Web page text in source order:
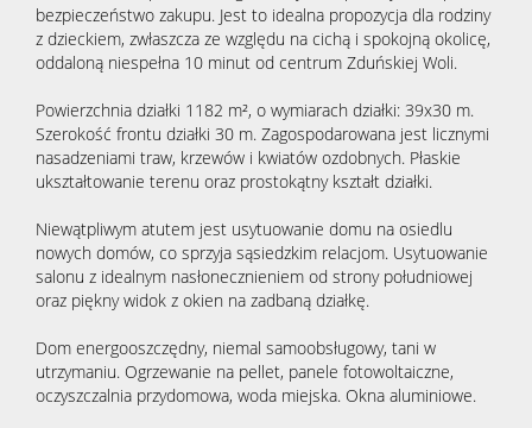
bezpieczeństwo zakupu. Jest to idealna propozycja dla rodziny
z dzieckiem, zwłaszcza ze względu na cichą i spokojną okolicę,
oddaloną niespełna 10 minut od centrum Zduńskiej Woli.
Powierzchnia działki 1182 m², o wymiarach działki: 39x30 m.
Szerokość frontu działki 30 m. Zagospodarowana jest licznymi
nasadzeniami traw, krzewów i kwiatów ozdobnych. Płaskie
ukształtowanie terenu oraz prostokątny kształt działki.
Niewątpliwym atutem jest usytuowanie domu na osiedlu
nowych domów, co sprzyja sąsiedzkim relacjom. Usytuowanie
salonu z idealnym nasłonecznieniem od strony południowej
oraz piękny widok z okien na zadbaną działkę.
Dom energooszczędny, niemal samoobsługowy, tani w
utrzymaniu. Ogrzewanie na pellet, panele fotowoltaiczne,
oczyszczalnia przydomowa, woda miejska. Okna aluminiowe.